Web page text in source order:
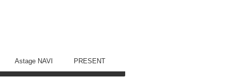
Astage NAVI PRESENT